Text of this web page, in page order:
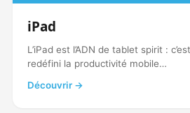
iPad
L’iPad est l’ADN de tablet spirit :
redéfini la productivité mobile…
Découvrir →